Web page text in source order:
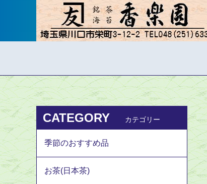
CATEGORY カテゴリー
季節のおすすめ品
お茶(日本茶)